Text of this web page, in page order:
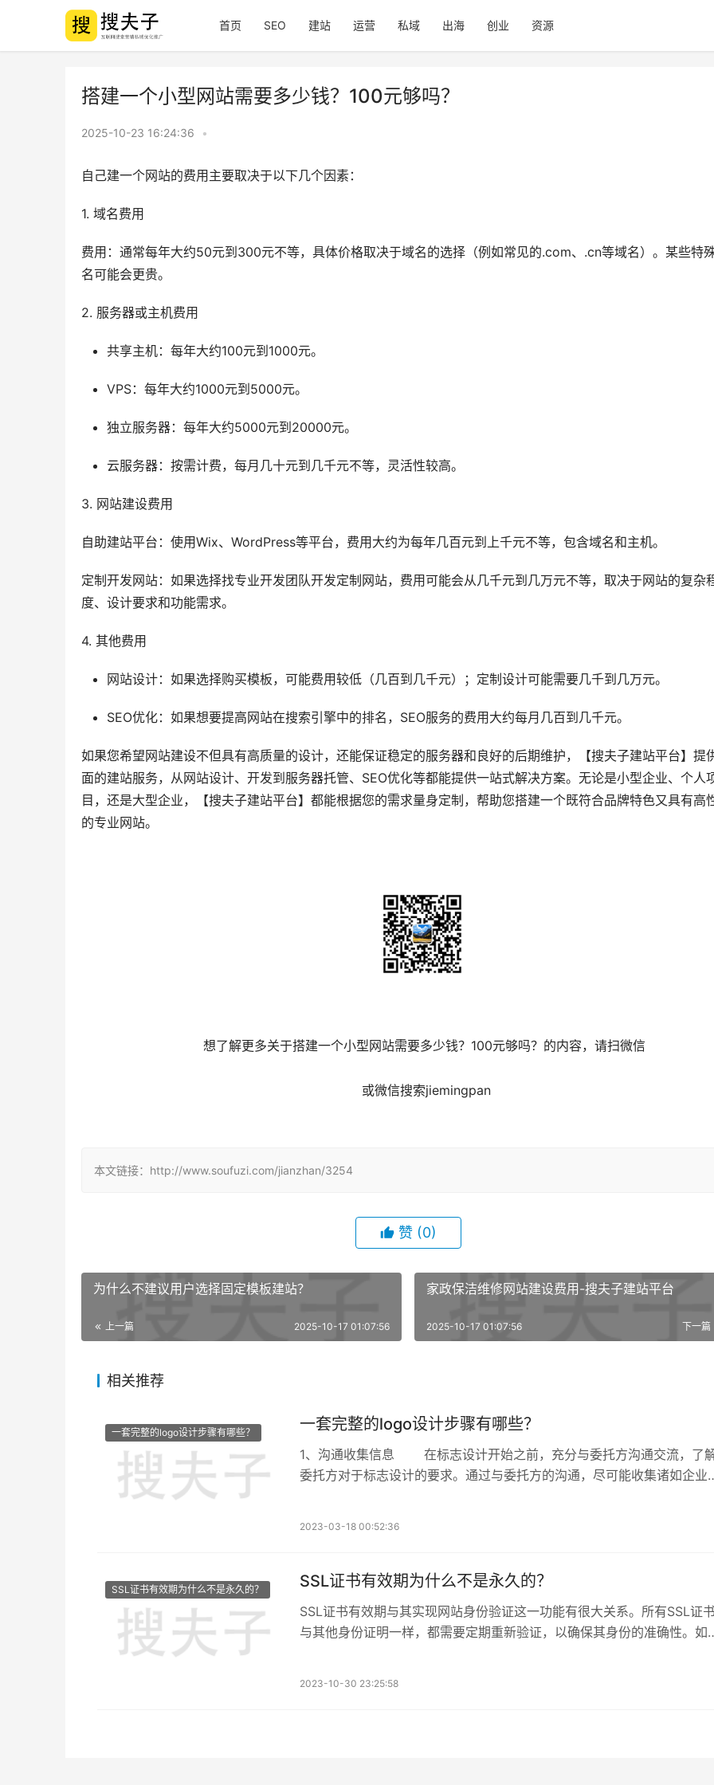
首页 SEO 建站 运营 私域 出海 创业 资源
搭建一个小型网站需要多少钱？100元够吗？
2025-10-23 16:24:36 •
自己建一个网站的费用主要取决于以下几个因素：
1. 域名费用
费用：通常每年大约50元到300元不等，具体价格取决于域名的选择（例如常见的.com、.cn等域名）。某些特
名可能会更贵。
2. 服务器或主机费用
共享主机：每年大约100元到1000元。
VPS：每年大约1000元到5000元。
独立服务器：每年大约5000元到20000元。
云服务器：按需计费，每月几十元到几千元不等，灵活性较高。
3. 网站建设费用
自助建站平台：使用Wix、WordPress等平台，费用大约为每年几百元到上千元不等，包含域名和主机。
定制开发网站：如果选择找专业开发团队开发定制网站，费用可能会从几千元到几万元不等，取决于网站的复杂
度、设计要求和功能需求。
4. 其他费用
网站设计：如果选择购买模板，可能费用较低（几百到几千元）；定制设计可能需要几千到几万元。
SEO优化：如果想要提高网站在搜索引擎中的排名，SEO服务的费用大约每月几百到几千元。
如果您希望网站建设不但具有高质量的设计，还能保证稳定的服务器和良好的后期维护，【搜夫子建站平台】提
面的建站服务，从网站设计、开发到服务器托管、SEO优化等都能提供一站式解决方案。无论是小型企业、个人
目，还是大型企业，【搜夫子建站平台】都能根据您的需求量身定制，帮助您搭建一个既符合品牌特色又具有高
的专业网站。
	想了解更多关于搭建一个小型网站需要多少钱？100元够吗？的内容，请扫微信
本文链接：http://www.soufuzi.com/jianzhan/3254
赞 (0)
为什么不建议用户选择固定模板建站？
上一篇 2025-10-17 01:07:56
家政保洁维修网站建设费用-搜夫子建站平台
下一篇
2025-10-17 01:07:56
相关推荐
一套完整的logo设计步骤有哪些？ 一套完整的logo设计步骤有哪些？
1、沟通收集信息 在标志设计开始之前，充分与委托方沟通交流，了解
委托方对于标志设计的要求。通过与委托方的沟通，尽可能收集诸如企业
的掌握委托方的各种资料。甚至有时需要查阅某一个国家的文
2023-03-18 00:52:36
SSL证书有效期为什么不是永久的？ SSL证书有效期为什么不是永久的？
SSL证书有效期与其实现网站身份验证这一功能有很大关系。所有SSL证书
与其他身份证明一样，都需要定期重新验证，以确保其身份的准确性。如
2023-10-30 23:25:58